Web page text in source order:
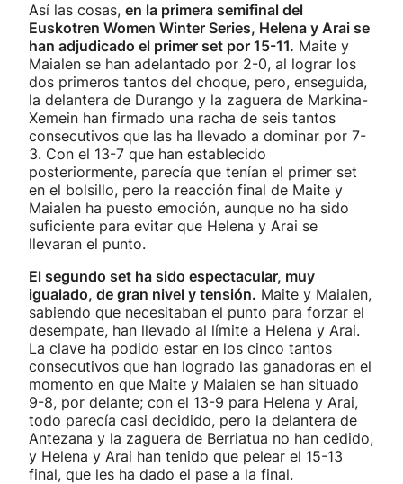
Así las cosas, en la primera semifinal del
Euskotren Women Winter Series, Helena y Arai se
han adjudicado el primer set por 15-11. Maite y
Maialen se han adelantado por 2-0, al lograr los
dos primeros tantos del choque, pero, enseguida,
la delantera de Durango y la zaguera de Markina-
Xemein han firmado una racha de seis tantos
consecutivos que las ha llevado a dominar por 7-
3. Con el 13-7 que han establecido
posteriormente, parecía que tenían el primer set
en el bolsillo, pero la reacción final de Maite y
Maialen ha puesto emoción, aunque no ha sido
suficiente para evitar que Helena y Arai se
llevaran el punto.
El segundo set ha sido espectacular, muy
igualado, de gran nivel y tensión. Maite y Maialen,
sabiendo que necesitaban el punto para forzar el
desempate, han llevado al límite a Helena y Arai.
La clave ha podido estar en los cinco tantos
consecutivos que han logrado las ganadoras en el
momento en que Maite y Maialen se han situado
9-8, por delante; con el 13-9 para Helena y Arai,
todo parecía casi decidido, pero la delantera de
Antezana y la zaguera de Berriatua no han cedido,
y Helena y Arai han tenido que pelear el 15-13
final, que les ha dado el pase a la final.